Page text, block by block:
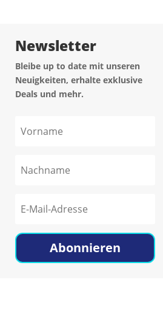
Newsletter
Bleibe up to date mit unseren
Neuigkeiten, erhalte exklusive
Deals und mehr.
Abonnieren